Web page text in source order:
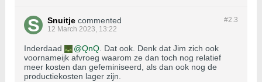
#2.3
Snuitje commented
12 March 2023, 13:22
Inderdaad QnQ . Dat ook. Denk dat Jim zich ook
voornameijk afvroeg waarom ze dan toch nog relatief
meer kosten dan gefeminiseerd, als dan ook nog de
productiekosten lager zijn.